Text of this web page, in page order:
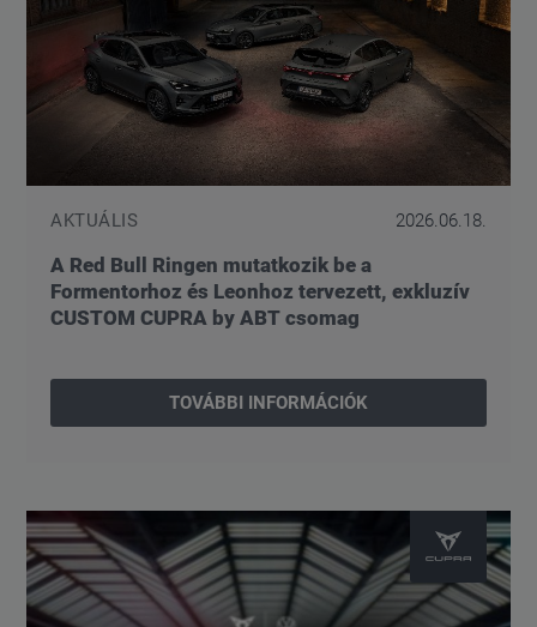
AKTUÁLIS 2026.06.18.
A Red Bull Ringen mutatkozik be a
Formentorhoz és Leonhoz tervezett, exkluzív
CUSTOM CUPRA by ABT csomag
TOVÁBBI INFORMÁCIÓK